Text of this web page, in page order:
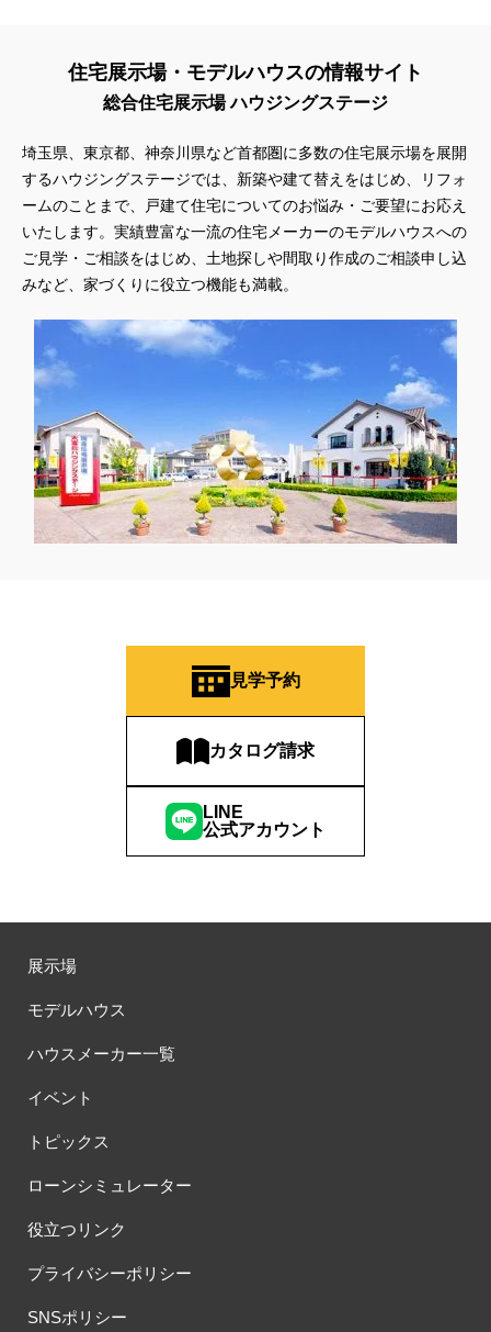
住宅展示場・モデルハウスの情報サイト
総合住宅展示場 ハウジングステージ
埼玉県、東京都、神奈川県など首都圏に多数の住宅展示場を展開
するハウジングステージでは、新築や建て替えをはじめ、リフォ
ームのことまで、戸建て住宅についてのお悩み・ご要望にお応え
いたします。実績豊富な一流の住宅メーカーのモデルハウスへの
ご見学・ご相談をはじめ、土地探しや間取り作成のご相談申し込
みなど、家づくりに役立つ機能も満載。
見学予約
カタログ請求
LINE
公式アカウント
展示場
モデルハウス
ハウスメーカー一覧
イベント
トピックス
ローンシミュレーター
役立つリンク
プライバシーポリシー
SNSポリシー